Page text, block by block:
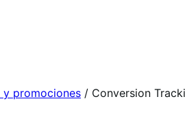
y promociones / Conversion